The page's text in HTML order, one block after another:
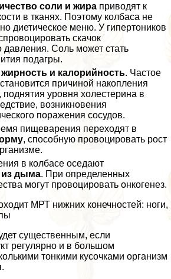
соли и жира приводят к
в тканях. Поэтому колбаса не
диетическое меню. У гипертоников
скачок
давления. Соль может стать
подагры.
и калорийность. Частое
причиной накопления
уровня холестерина в
возникновения
поражения сосудов.
пищеварения переходят в
, способную провоцировать рост
в колбасе оседают
из дыма. При определенных
могут провоцировать онкогенез.
МРТ нижних конечностей: ноги,
существенным, если
регулярно и в большом
тонкими кусочками организм